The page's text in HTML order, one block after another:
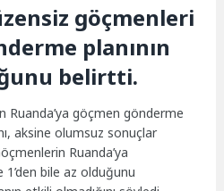
göçmenleri
planının
belirtti.
Ruanda’ya göçmen gönderme
aksine olumsuz sonuçlar
Ruanda’ya
1’den bile az olduğunu